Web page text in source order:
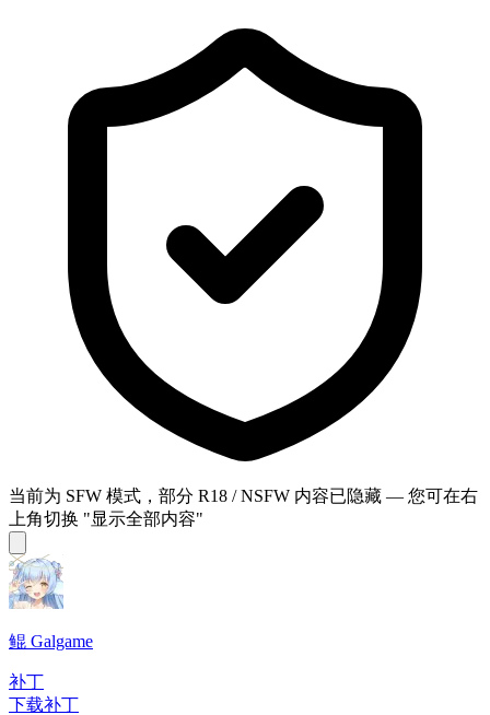
当前为 SFW 模式，部分 R18 / NSFW 内容已隐藏 — 您可在右
上角切换 "显示全部内容"
鲲 Galgame
补丁
下载补丁